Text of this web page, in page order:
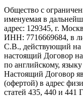
Общество с
именуемая в
адрес: 129345, г.
ИНН: 7716669684, в
С.В., действующий на
настоящий Договор
по английскому,
Настоящий Договор
(офертой) в адрес
статей 435, 440 и 441